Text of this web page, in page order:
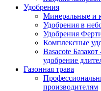
Удобрения
Минеральные и
Удобрения в
Удобрения
Комплексные
Basacote
удобрение
Газонная трава
производителям